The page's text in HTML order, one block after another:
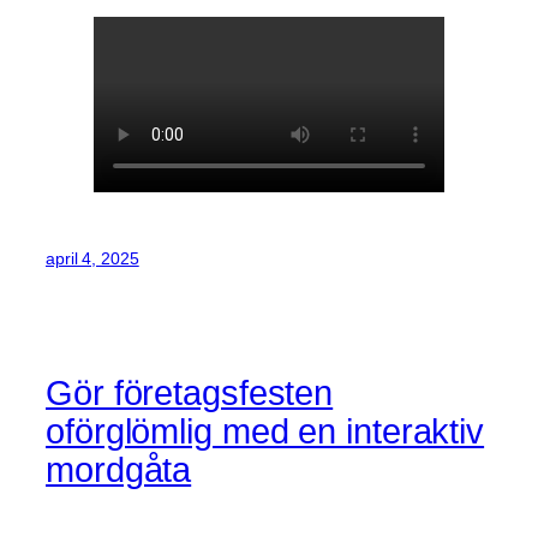
april 4, 2025
Gör företagsfesten
oförglömlig med en interaktiv
mordgåta